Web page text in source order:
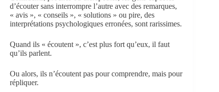
d’écouter sans interrompre l’autre avec des remarques,
« avis », « conseils », « solutions » ou pire, des
interprétations psychologiques erronées, sont rarissimes.
Quand ils « écoutent », c’est plus fort qu’eux, il faut
qu’ils parlent.
Ou alors, ils n’écoutent pas pour comprendre, mais pour
répliquer.